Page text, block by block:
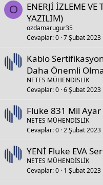
O
ENERJİ İZLEME VE
YAZILIM)
ozdamarugur35
Cevaplar 0 7 Şubat 2023
Kablo
Daha Önemli
NETES MÜHENDİSLİK
Cevaplar 0 6 Şubat 2023
Fluke 831 Mil Ayar
NETES MÜHENDİSLİK
Cevaplar 0 2 Şubat 2023
YENİ Fluke EVA
NETES MÜHENDİSLİK
Cevaplar 0 1 Şubat 2023